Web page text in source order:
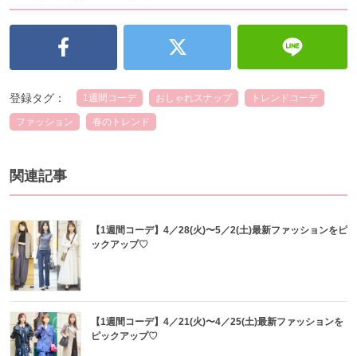
登録タグ： 1週間コーデ おしゃれスナップ トレンドコーデ
ファッション 春のトレンド
関連記事
【1週間コーデ】4／28(火)〜5／2(土)最新ファッションをピ
ックアップ♡
【1週間コーデ】4／21(火)〜4／25(土)最新ファッションを
ピックアップ♡